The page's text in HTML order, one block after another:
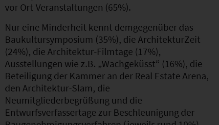
vor Ort-Veranstaltungen (65%).
Nur eine Minderheit kennt demgegenüber das
Baukultursymposium (35%), die ArchitekturZeit
(24%), die Architektur-Filmtage (17%),
Ausstellungen wie z.B. „Wachgeküsst“ (16%), die
Beteiligung der Kammer an der Real Estate Arena,
den Architektur-Slam, die
Neumitgliederbegrüßung und die
Entwurfsverfassertage zur Beschleunigung der